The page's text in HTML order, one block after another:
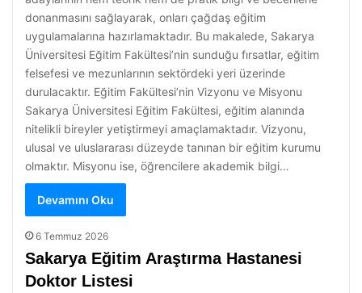
donanmasını sağlayarak, onları çağdaş eğitim
uygulamalarına hazırlamaktadır. Bu makalede, Sakarya
Üniversitesi Eğitim Fakültesi’nin sunduğu fırsatlar, eğitim
felsefesi ve mezunlarının sektördeki yeri üzerinde
durulacaktır. Eğitim Fakültesi’nin Vizyonu ve Misyonu
Sakarya Üniversitesi Eğitim Fakültesi, eğitim alanında
nitelikli bireyler yetiştirmeyi amaçlamaktadır. Vizyonu,
ulusal ve uluslararası düzeyde tanınan bir eğitim kurumu
olmaktır. Misyonu ise, öğrencilere akademik bilgi…
Devamını Oku
6 Temmuz 2026
Sakarya Eğitim Araştırma Hastanesi
Doktor Listesi